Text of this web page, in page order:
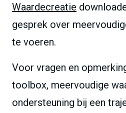
Waardecreatie
gesprek over
te voeren.
Voor vragen en
toolbox, meervoudige
ondersteuning bij een